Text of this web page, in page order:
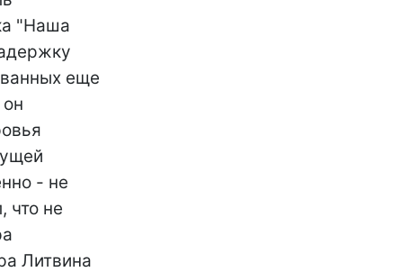
"Наша
еще
- не
что не
Литвина